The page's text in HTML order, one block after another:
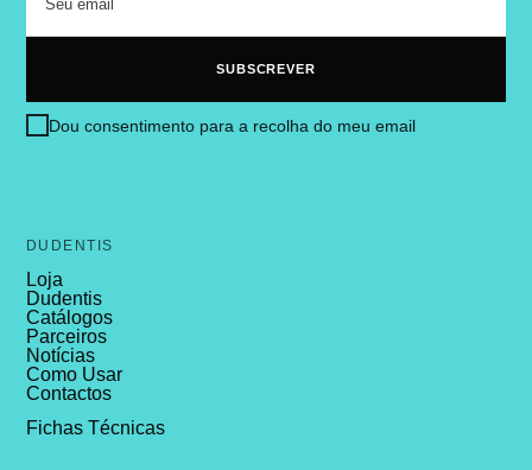
Dou consentimento para a recolha do meu email
DUDENTIS
Loja
Dudentis
Catálogos
Parceiros
Notícias
Como Usar
Contactos
Fichas Técnicas